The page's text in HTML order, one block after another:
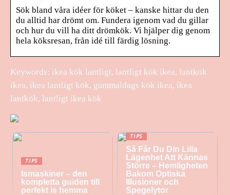
Sök bland våra idéer för köket – kanske hittar du den
du alltid har drömt om. Fundera igenom vad du gillar
och hur du vill ha ditt drömkök. Vi hjälper dig genom
hela köksresan, från idé till färdig lösning.
Keywords: ikea kök lantligt, lantligt kök ikea, lantkök
ikea, ikea lantligt kök, gammaldags kök ikea, ikea
lantkök, lantligt ikea kök
TIPS
Ismaskiner – den
kompletta guiden till
perfekt is hemma
TIPS
Så Får Du Din Lilla
Lägenhet Att Kännas
Större – Hemligheten
Bakom Optiska
Illusioner och
Spegelytor